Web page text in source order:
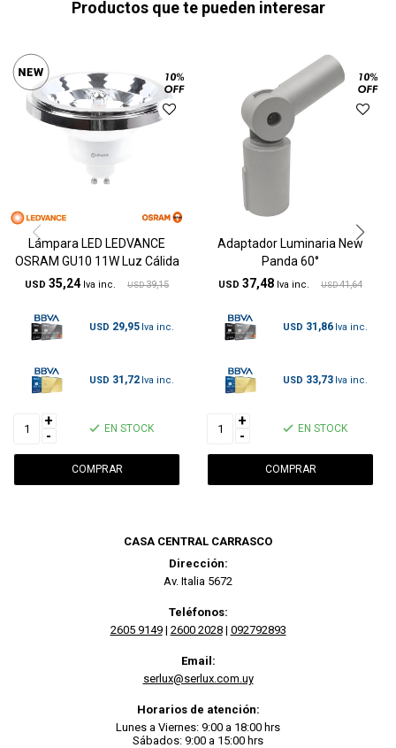
Productos que te pueden interesar
Lámpara LED LEDVANCE
OSRAM GU10 11W Luz Cálida
USD 35,24 USD 39,15
USD 29,95
USD 31,72
+
-
EN STOCK
Adaptador Luminaria New
Panda 60°
USD 37,48 USD 41,64
USD 31,86
USD 33,73
+
-
EN STOCK
CASA CENTRAL CARRASCO
Dirección:
Av. Italia 5672
Teléfonos:
2605 9149| 2600 2028| 092792893
Email:
serlux@serlux.com.uy
Horarios de atención:
Lunes a Viernes: 9:00 a 18:00 hrs
Sábados: 9:00 a 15:00 hrs